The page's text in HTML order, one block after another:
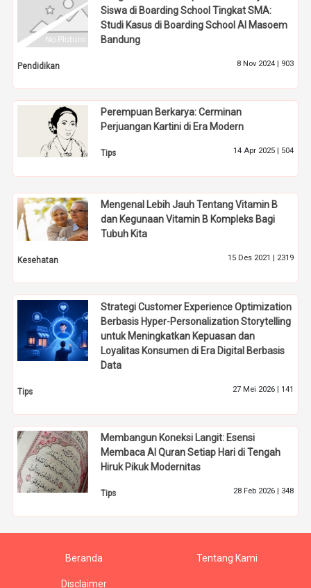
Siswa di Boarding School Tingkat SMA:
Studi Kasus di Boarding School Al Masoem
Bandung
Pendidikan 8 Nov 2024 | 903
Perempuan Berkarya: Cerminan
Perjuangan Kartini di Era Modern
Tips 14 Apr 2025 | 504
Mengenal Lebih Jauh Tentang Vitamin B
dan Kegunaan Vitamin B Kompleks Bagi
Tubuh Kita
Kesehatan 15 Des 2021 | 2319
Strategi Customer Experience Optimization
Berbasis Hyper-Personalization Storytelling
untuk Meningkatkan Kepuasan dan
Loyalitas Konsumen di Era Digital Berbasis
Data
Tips 27 Mei 2026 | 141
Membangun Koneksi Langit: Esensi
Membaca Al Quran Setiap Hari di Tengah
Hiruk Pikuk Modernitas
Tips 28 Feb 2026 | 348
Beranda Tentang Kami
Disclaimer